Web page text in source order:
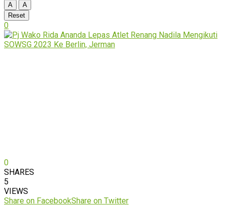
A
A
Reset
0
0
SHARES
5
VIEWS
Share on FacebookShare on Twitter